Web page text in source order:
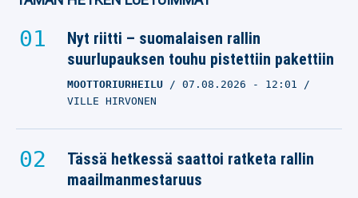
Nyt riitti – suomalaisen rallin
suurlupauksen touhu pistettiin pakettiin
MOOTTORIURHEILU 07.08.2026 - 12:01
VILLE HIRVONEN
Tässä hetkessä saattoi ratketa rallin
maailmanmestaruus